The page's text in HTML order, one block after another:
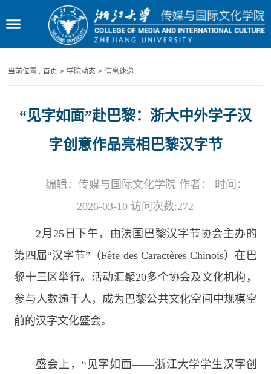
当前位置 : 首页 > 学院动态 > 信息速递
“见字如面”赴巴黎：浙大中外学子汉
字创意作品亮相巴黎汉字节
编辑：传媒与国际文化学院 作者： 时间：
2026-03-10 访问次数:272
2月 25日下午，由法国巴黎汉字节协会主办的
第四届“汉字节”（Fête des Caractères Chinois）在巴
黎十三区举行。活动汇聚20多个协会及文化机构，
参与人数逾千人，成为巴黎公共文化空间中规模空
前的汉字文化盛会。
盛会上，“见字如面——浙江大学学生汉字创